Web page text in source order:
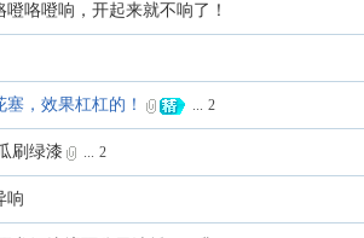
咯噔响，开起来就不响了！
，效果杠杠的！ ... 2
刷绿漆 ... 2
响